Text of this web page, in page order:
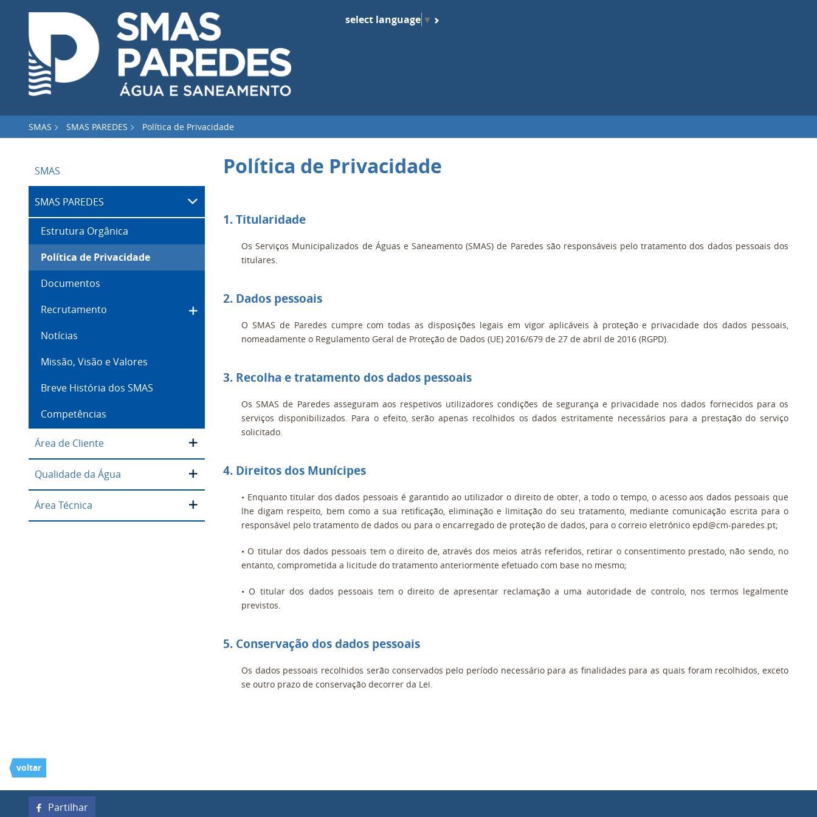
select language ▼
SMAS SMAS PAREDES Política de Privacidade
SMAS
SMAS PAREDES
Estrutura Orgânica
Política de Privacidade
Documentos
Recrutamento
Notícias
Missão, Visão e Valores
Breve História dos SMAS
Competências
Área de Cliente
Qualidade da Água
Área Técnica
Política de Privacidade
1. Titularidade
Os Serviços Municipalizados de Águas e Saneamento (SMAS) de Paredes são responsáveis pelo tratamento dos dados pessoais dos
titulares.
2. Dados pessoais
O SMAS de Paredes cumpre com todas as disposições legais em vigor aplicáveis à proteção e privacidade dos dados pessoais,
nomeadamente o Regulamento Geral de Proteção de Dados (UE) 2016/679 de 27 de abril de 2016 (RGPD).
3. Recolha e tratamento dos dados pessoais
Os SMAS de Paredes asseguram aos respetivos utilizadores condições de segurança e privacidade nos dados fornecidos para os
serviços disponibilizados. Para o efeito, serão apenas recolhidos os dados estritamente necessários para a prestação do serviço
solicitado.
4. Direitos dos Munícipes
• Enquanto titular dos dados pessoais é garantido ao utilizador o direito de obter, a todo o tempo, o acesso aos dados pessoais que
lhe digam respeito, bem como a sua retificação, eliminação e limitação do seu tratamento, mediante comunicação escrita para o
responsável pelo tratamento de dados ou para o encarregado de proteção de dados, para o correio eletrónico epd@cm-paredes.pt;
• O titular dos dados pessoais tem o direito de, através dos meios atrás referidos, retirar o consentimento prestado, não sendo, no
entanto, comprometida a licitude do tratamento anteriormente efetuado com base no mesmo;
• O titular dos dados pessoais tem o direito de apresentar reclamação a uma autoridade de controlo, nos termos legalmente
previstos.
5. Conservação dos dados pessoais
Os dados pessoais recolhidos serão conservados pelo período necessário para as finalidades para as quais foram recolhidos, exceto
se outro prazo de conservação decorrer da Lei.
voltar
Partilhar